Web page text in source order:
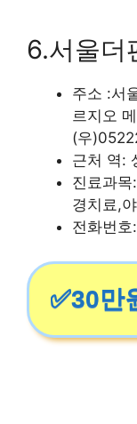
6.서울더
주소 :서
르지오
(우
근처 역:
진료과
경치료,
전화번
✅30만